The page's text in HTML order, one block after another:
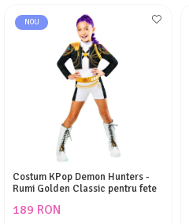
NOU
Costum KPop Demon Hunters -
Rumi Golden Classic pentru fete
189 RON